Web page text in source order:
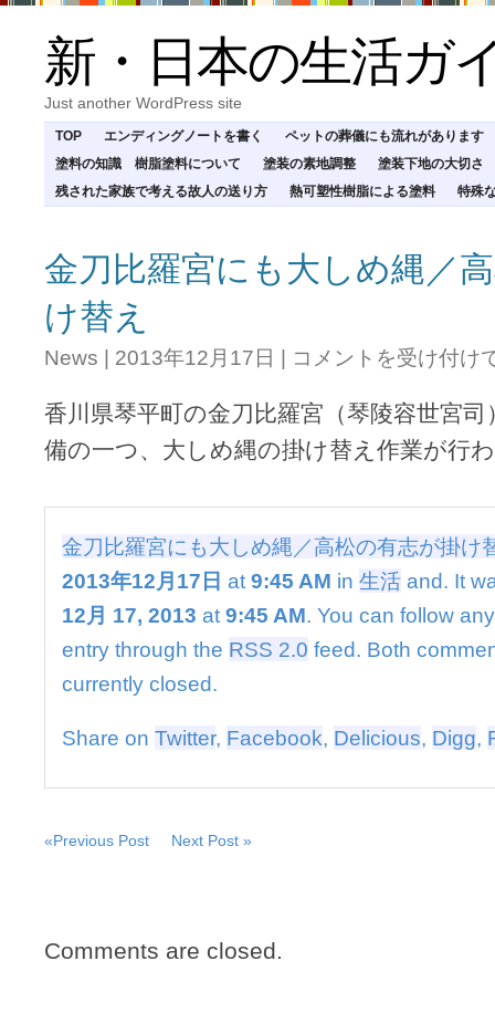
新・日本の生活ガ
Just another WordPress site
TOP エンディングノートを書く
ペットの葬儀にも流れがあります
塗料の知識 樹脂塗料について
塗装の素地調整
塗装下地の大切さ
残された家族で考える故人の送り方
熱可塑性樹脂による塗料 特殊
金刀比羅宮にも大しめ縄／
け替え
News | 2013年12月17日 | 金
羅
宮
に
大
め
縄
／
高
の
掛
替
コメントを受け付け
香川県琴平町の金刀比羅宮（琴陵容世宮
備の一つ、大しめ縄の掛け替え作業が行
金刀比羅宮にも大しめ縄／高松の有志が掛け
2013年12月17日 at 9:45 AM in 生活 and. It
12月 17, 2013 at 9:45 AM. You can follow
entry through the RSS 2.0 feed. Both
currently closed.
Share on Twitter, Facebook, Delicious, Digg,
«Previous Post Next Post »
Comments are closed.